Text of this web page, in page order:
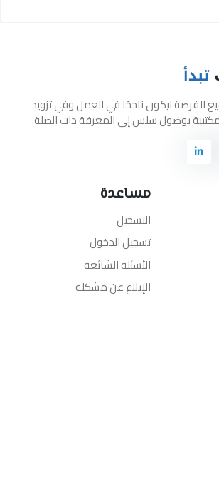
الفرصة ليكون ناجحًا في العمل وفي تزويد
بوصول سلس إلى المعرفة ذات الصلة.
مساعدة
التسجيل
تسجيل الدخول
الأسئلة الشائعة
الإبلاغ عن مشكلة